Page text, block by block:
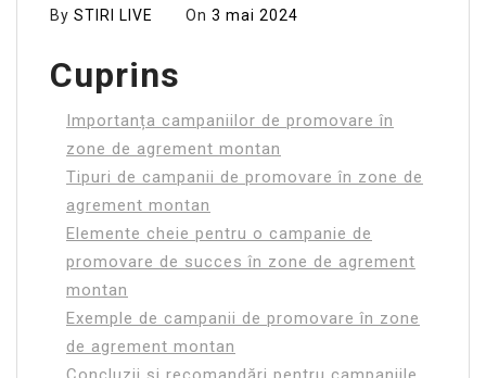
By STIRI LIVE On 3 mai 2024
Cuprins
Importanța campaniilor de promovare în
zone de agrement montan
Tipuri de campanii de promovare în zone de
agrement montan
Elemente cheie pentru o campanie de
promovare de succes în zone de agrement
montan
Exemple de campanii de promovare în zone
de agrement montan